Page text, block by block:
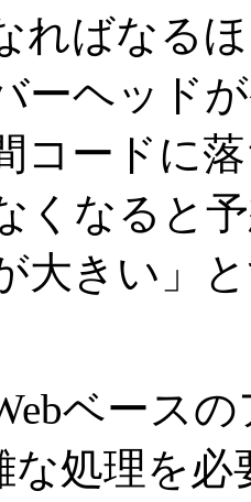
ればなる
ーヘッド
コードに
くなると
大きい」
ベース
な処理を